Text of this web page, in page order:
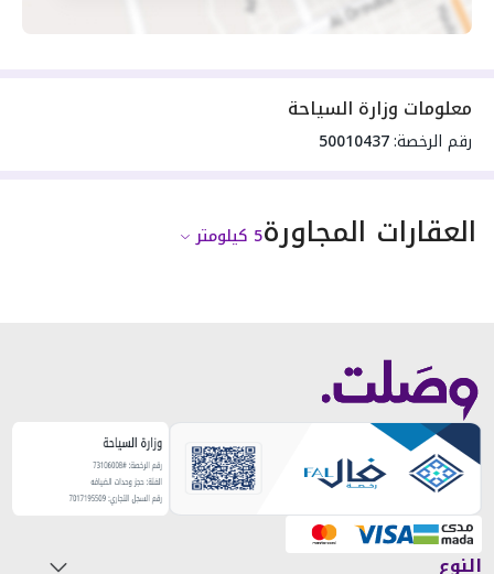
معلومات وزارة السياحة
رقم الرخصة:50010437
العقارات المجاورة5 كيلومتر
النوع